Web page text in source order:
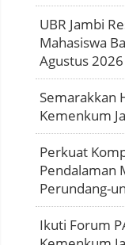
UBR Jambi
Mahasiswa
Agustus 2026
Semarakkan
Kemenkum
Perkuat
Pendalaman
Perundang-
Ikuti Forum